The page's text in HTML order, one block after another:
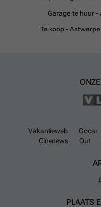
Garage te huur
Te koop -
Vakantieweb Gocar
Cinenews
Out
PLAATS